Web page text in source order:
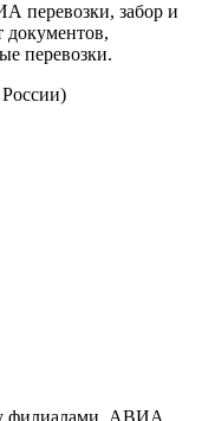
перевозки, забор и
документов,
перевозки.